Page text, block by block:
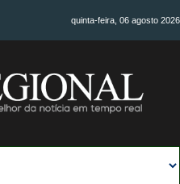
quinta-feira, 06 agosto 2026